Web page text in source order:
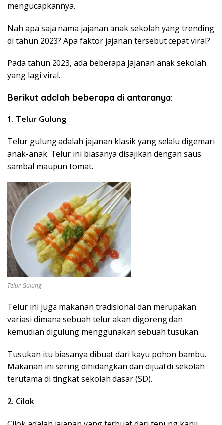
mengucapkannya.
Nah apa saja nama jajanan anak sekolah yang trending
di tahun 2023? Apa faktor jajanan tersebut cepat viral?
Pada tahun 2023, ada beberapa jajanan anak sekolah
yang lagi viral.
Berikut adalah beberapa di antaranya:
1. Telur Gulung
Telur gulung adalah jajanan klasik yang selalu digemari
anak-anak. Telur ini biasanya disajikan dengan saus
sambal maupun tomat.
Telur Gulung
Telur ini juga makanan tradisional dan merupakan
variasi dimana sebuah telur akan digoreng dan
kemudian digulung menggunakan sebuah tusukan.
Tusukan itu biasanya dibuat dari kayu pohon bambu.
Makanan ini sering dihidangkan dan dijual di sekolah
terutama di tingkat sekolah dasar (SD).
2. Cilok